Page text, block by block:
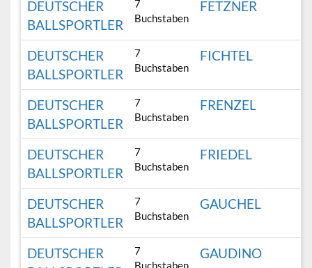
DEUTSCHER
BALLSPORTLER
7
Buchstaben
FETZNER
DEUTSCHER
BALLSPORTLER
7
Buchstaben
FICHTEL
DEUTSCHER
BALLSPORTLER
7
Buchstaben
FRENZEL
DEUTSCHER
BALLSPORTLER
7
Buchstaben
FRIEDEL
DEUTSCHER
BALLSPORTLER
7
Buchstaben
GAUCHEL
DEUTSCHER
7
Buchstaben
GAUDINO